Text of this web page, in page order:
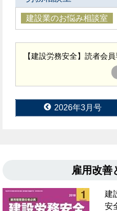
建設業のお悩み相談室
【建設労務安全】読者会
2026年3月号
雇用改
建
安